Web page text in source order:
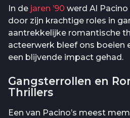
In de jaren ’90 werd Al
door zijn krachtige roles in
aantrekkelijke romantische
acteerwerk bleef ons boeien
een blijvende impact gehad.
Gangsterrollen en
Thrillers
Een van Pacino’s meest